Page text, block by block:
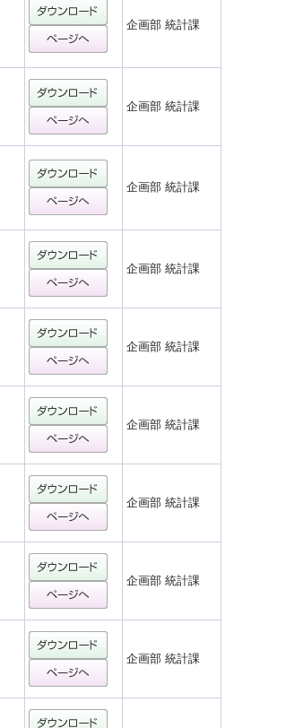
企画部 統計課
企画部 統計課
企画部 統計課
企画部 統計課
企画部 統計課
企画部 統計課
企画部 統計課
企画部 統計課
企画部 統計課